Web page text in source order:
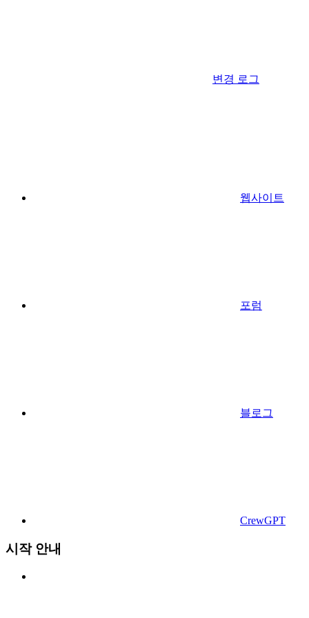
변경 로그
웹사이트
포럼
블로그
CrewGPT
시작 안내